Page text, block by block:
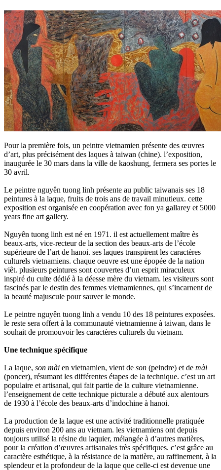
Pour la première fois, un peintre vietnamien présente des œuvres
d’art, plus précisément des laques à taiwan (chine). l’exposition,
inaugurée le 30 mars dans la ville de kaoshung, fermera ses portes le
30 avril.
Le peintre nguyên tuong linh présente au public taiwanais ses 18
peintures à la laque, fruits de trois ans de travail minutieux. cette
exposition est organisée en coopération avec fon ya gallarey et 5000
years fine art gallery.
Nguyên tuong linh est né en 1971. il est actuellement maître ès
beaux-arts, vice-recteur de la section des beaux-arts de l’école
supérieure de l’art de hanoi. ses laques transpirent les caractères
culturels vietnamiens. chaque oeuvre est une épopée de la nation
viêt. plusieurs peintures sont couvertes d’un esprit miraculeux
inspiré du culte dédié à la déesse mère du vietnam. les visiteurs sont
fascinés par le destin des femmes vietnamiennes, qui s’incarnent de
la beauté majuscule pour sauver le monde.
Le peintre nguyên tuong linh a vendu 10 des 18 peintures exposées.
le reste sera offert à la communauté vietnamienne à taiwan, dans le
souhait de promouvoir les caractères culturels du vietnam.
Une technique spécifique
La laque, son mài en vietnamien, vient de son (peindre) et de mài
(poncer), résumant les différentes étapes de la technique. c’est un art
populaire et artisanal, qui fait partie de la culture vietnamienne.
l’enseignement de cette technique picturale a débuté aux alentours
de 1930 à l’école des beaux-arts d’indochine à hanoi.
La production de la laque est une activité traditionnelle pratiquée
depuis environ 200 ans au vietnam. les vietnamiens ont depuis
toujours utilisé la résine du laquier, mélangée à d’autres matières,
pour la création d’œuvres artisanales très spécifiques. c’est grâce au
caractère esthétique, à la résistance de la matière, au raffinement, à la
splendeur et la profondeur de la laque que celle-ci est devenue une